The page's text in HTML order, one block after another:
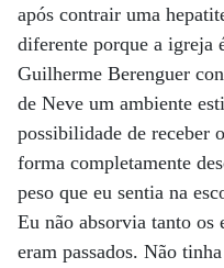
após contrair uma
diferente porque a igreja
Guilherme Berenguer
de Neve um ambiente
possibilidade de receber
forma completamente
peso que eu sentia na
Eu não absorvia tanto os
eram passados. Não